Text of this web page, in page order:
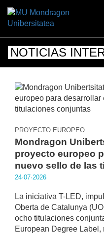
NOTICIAS
PROYECTO EUROPEO
Mondragon
proyecto europeo
nuevo sello de las
24·07·2026
La iniciativa T-LED,
Oberta de Catalunya
ocho titulaciones
European Degree